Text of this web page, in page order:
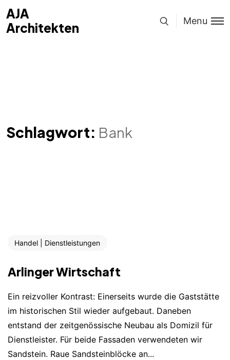
AJA
Architekten
Menu
Schlagwort: Bank
Handel | Dienstleistungen
Arlinger Wirtschaft
Ein reizvoller Kontrast: Einerseits wurde die Gaststätte
im historischen Stil wieder aufgebaut. Daneben
entstand der zeitgenössische Neubau als Domizil für
Dienstleister. Für beide Fassaden verwendeten wir
Sandstein. Raue Sandsteinblöcke an...